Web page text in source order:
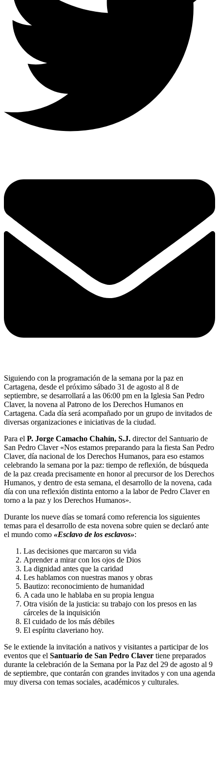
Siguiendo con la programación de la semana por la paz en
Cartagena, desde el próximo sábado 31 de agosto al 8 de
septiembre, se desarrollará a las 06:00 pm en la Iglesia San Pedro
Claver, la novena al Patrono de los Derechos Humanos en
Cartagena. Cada día será acompañado por un grupo de invitados de
diversas organizaciones e iniciativas de la ciudad.
Para el P. Jorge Camacho Chahín, S.J. director del Santuario de
San Pedro Claver «Nos estamos preparando para la fiesta San Pedro
Claver, día nacional de los Derechos Humanos, para eso estamos
celebrando la semana por la paz: tiempo de reflexión, de búsqueda
de la paz creada precisamente en honor al precursor de los Derechos
Humanos, y dentro de esta semana, el desarrollo de la novena, cada
día con una reflexión distinta entorno a la labor de Pedro Claver en
torno a la paz y los Derechos Humanos».
Durante los nueve días se tomará como referencia los siguientes
temas para el desarrollo de esta novena sobre quien se declaró ante
el mundo como «Esclavo de los esclavos»:
Las decisiones que marcaron su vida
Aprender a mirar con los ojos de Dios
La dignidad antes que la caridad
Les hablamos con nuestras manos y obras
Bautizo: reconocimiento de humanidad
A cada uno le hablaba en su propia lengua
Otra visión de la justicia: su trabajo con los presos en las
cárceles de la inquisición
El cuidado de los más débiles
El espíritu claveriano hoy.
Se le extiende la invitación a nativos y visitantes a participar de los
eventos que el Santuario de San Pedro Claver tiene preparados
durante la celebración de la Semana por la Paz del 29 de agosto al 9
de septiembre, que contarán con grandes invitados y con una agenda
muy diversa con temas sociales, académicos y culturales.